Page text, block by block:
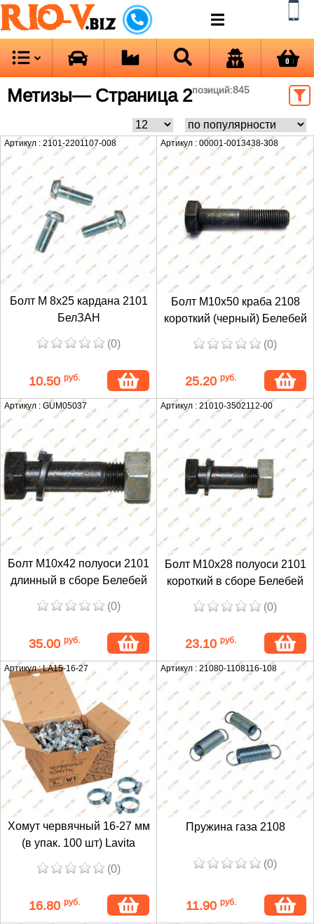
RIO-V.biz
0
Метизы— Страница 2позиций:845
Артикул : 2101-2201107-008
Болт М 8х25 кардана 2101
БелЗАН
(0)
10.50 руб.
Артикул : 00001-0013438-308
Болт М10х50 краба 2108
короткий (черный) Белебей
(0)
25.20 руб.
Артикул : GUM05037
Болт М10х42 полуоси 2101
длинный в сборе Белебей
(0)
35.00 руб.
Артикул : 21010-3502112-00
Болт М10х28 полуоси 2101
короткий в сборе Белебей
(0)
23.10 руб.
Артикул : LA15-16-27
Хомут червячный 16-27 мм
(в упак. 100 шт) Lavita
(0)
16.80 руб.
Артикул : 21080-1108116-108
Пружина газа 2108
(0)
11.90 руб.